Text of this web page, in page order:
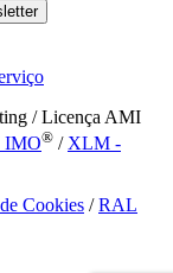
/ Licença AMI
IMO® / XLM -
Cookies /RAL